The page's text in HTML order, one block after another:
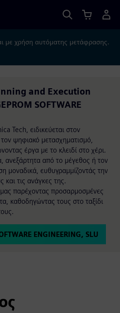
με χρήση αυτόματης μετάφρασης.
and Execution
SOFTWARE
Tech, ειδικεύεται στον
ψηφιακό μετασχηματισμό,
έργα με το κλειδί στο χέρι.
ανεξάρτητα από το μέγεθος ή τον
μοναδικά, ευθυγραμμίζοντάς την
και τις ανάγκες της.
παρέχοντας προσαρμοσμένες
καθοδηγώντας τους στο ταξίδι
ENGINEERING, SLU